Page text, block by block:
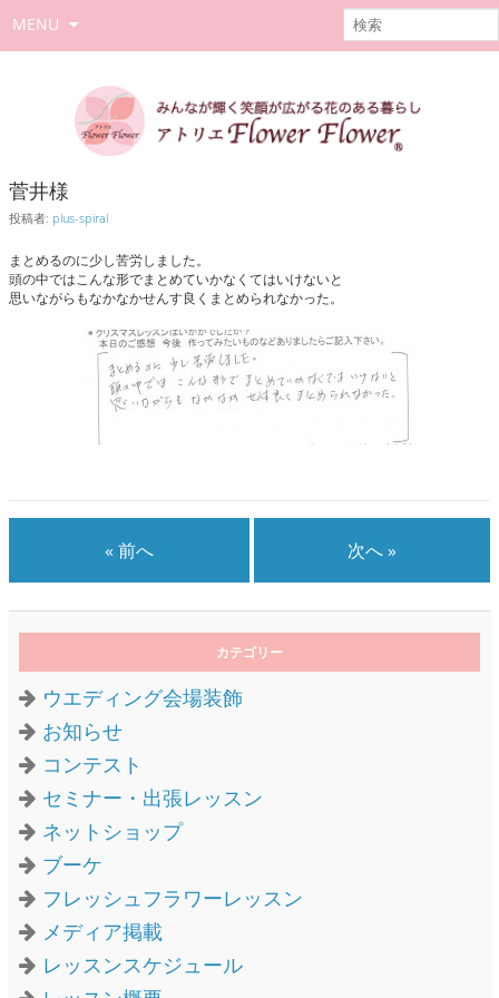
MENU
菅井様
投稿者: plus-spiral
まとめるのに少し苦労しました。
頭の中ではこんな形でまとめていかなくてはいけないと
思いながらもなかなかせんす良くまとめられなかった。
« 前へ 次へ »
カテゴリー
ウエディング会場装飾
お知らせ
コンテスト
セミナー・出張レッスン
ネットショップ
ブーケ
フレッシュフラワーレッスン
メディア掲載
レッスンスケジュール